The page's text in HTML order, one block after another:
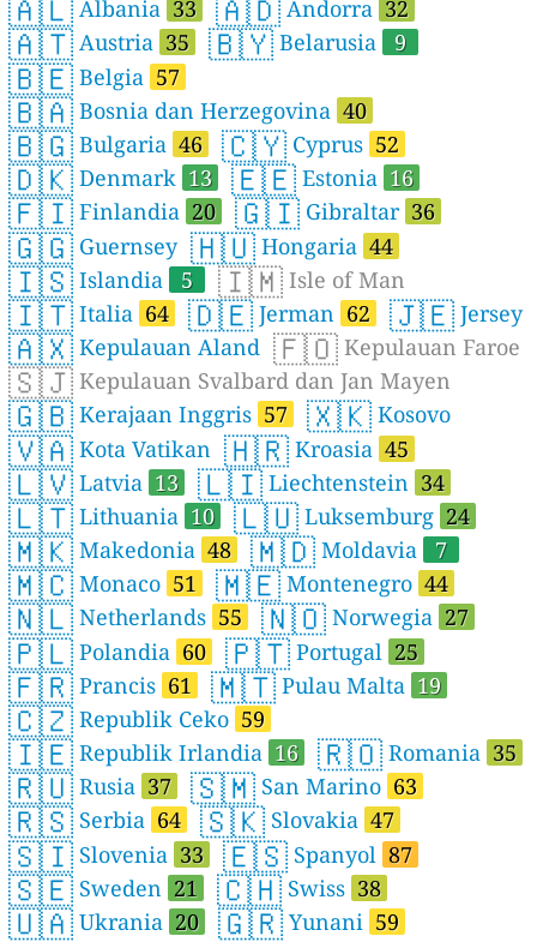
🇦🇱 Albania 33 🇦🇩 Andorra 32
🇦🇹 Austria 35 🇧🇾 Belarusia 9
🇧🇪 Belgia 57
🇧🇦 Bosnia dan Herzegovina 40
🇧🇬 Bulgaria 46 🇨🇾 Cyprus 52
🇩🇰 Denmark 13 🇪🇪 Estonia 16
🇫🇮 Finlandia 20 🇬🇮 Gibraltar 36
🇬🇬 Guernsey 🇭🇺 Hongaria 44
🇮🇸 Islandia 5 🇮🇲 Isle of Man
🇮🇹 Italia 64 🇩🇪 Jerman 62 🇯🇪 Jersey
🇦🇽 Kepulauan Aland 🇫🇴 Kepulauan Faroe
🇸🇯 Kepulauan Svalbard dan Jan Mayen
🇬🇧 Kerajaan Inggris 57 🇽🇰 Kosovo
🇻🇦 Kota Vatikan 🇭🇷 Kroasia 45
🇱🇻 Latvia 13 🇱🇮 Liechtenstein 34
🇱🇹 Lithuania 10 🇱🇺 Luksemburg 24
🇲🇰 Makedonia 48 🇲🇩 Moldavia 7
🇲🇨 Monaco 51 🇲🇪 Montenegro 44
🇳🇱 Netherlands 55 🇳🇴 Norwegia 27
🇵🇱 Polandia 60 🇵🇹 Portugal 25
🇫🇷 Prancis 61 🇲🇹 Pulau Malta 19
🇨🇿 Republik Ceko 59
🇮🇪 Republik Irlandia 16 🇷🇴 Romania 35
🇷🇺 Rusia 37 🇸🇲 San Marino 63
🇷🇸 Serbia 64 🇸🇰 Slovakia 47
🇸🇮 Slovenia 33 🇪🇸 Spanyol 87
🇸🇪 Sweden 21 🇨🇭 Swiss 38
🇺🇦 Ukrania 20 🇬🇷 Yunani 59